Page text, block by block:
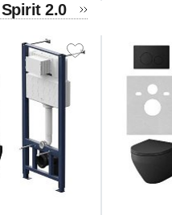
Spirit 2.0